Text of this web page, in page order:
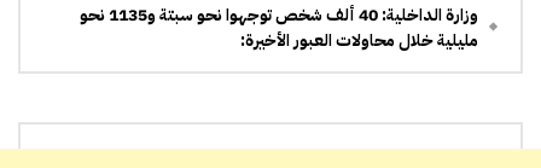
وزارة الداخلية: 40 ألف شخص توجهوا نحو سبتة و1135 نحو
مليلية خلال محاولات العبور الأخيرة: